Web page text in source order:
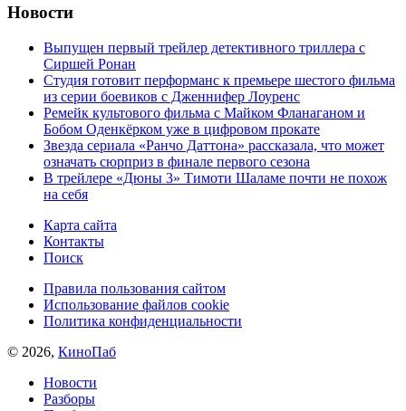
Новости
Выпущен первый трейлер детективного триллера с
Сиршей Ронан
Студия готовит перформанс к премьере шестого фильма
из серии боевиков с Дженнифер Лоуренс
Ремейк культового фильма с Майком Фланаганом и
Бобом Оденкёрком уже в цифровом прокате
Звезда сериала «Ранчо Даттона» рассказала, что может
означать сюрприз в финале первого сезона
В трейлере «Дюны 3» Тимоти Шаламе почти не похож
на себя
Карта сайта
Контакты
Поиск
Правила пользования сайтом
Использование файлов cookie
Политика конфиденциальности
© 2026, КиноПаб
Новости
Разборы